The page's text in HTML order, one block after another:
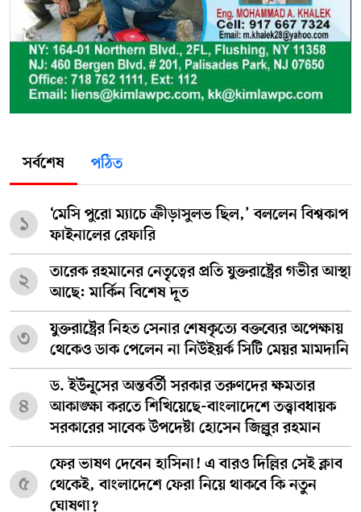
সর্বশেষ পঠিত
১
‘মেসি পুরো ম্যাচে ক্রীড়াসুলভ ছিল,’ বললেন বিশ্বকাপ
ফাইনালের রেফারি
২
তারেক রহমানের নেতৃত্বের প্রতি যুক্তরাষ্ট্রের গভীর আস্থা
আছে: মার্কিন বিশেষ দূত
৩
যুক্তরাষ্ট্রের নিহত সেনার শেষকৃত্যে বক্তব্যের অপেক্ষায়
থেকেও ডাক পেলেন না নিউইয়র্ক সিটি মেয়র মামদানি
৪
ড. ইউনূসের অন্তর্বর্তী সরকার তরুণদের ক্ষমতার
আকাঙ্ক্ষা করতে শিখিয়েছে-বাংলাদেশে তত্ত্বাবধায়ক
সরকারের সাবেক উপদেষ্টা হোসেন জিল্লুর রহমান
৫
ফের ভাষণ দেবেন হাসিনা! এ বারও দিল্লির সেই ক্লাব
থেকেই, বাংলাদেশে ফেরা নিয়ে থাকবে কি নতুন
ঘোষণা?